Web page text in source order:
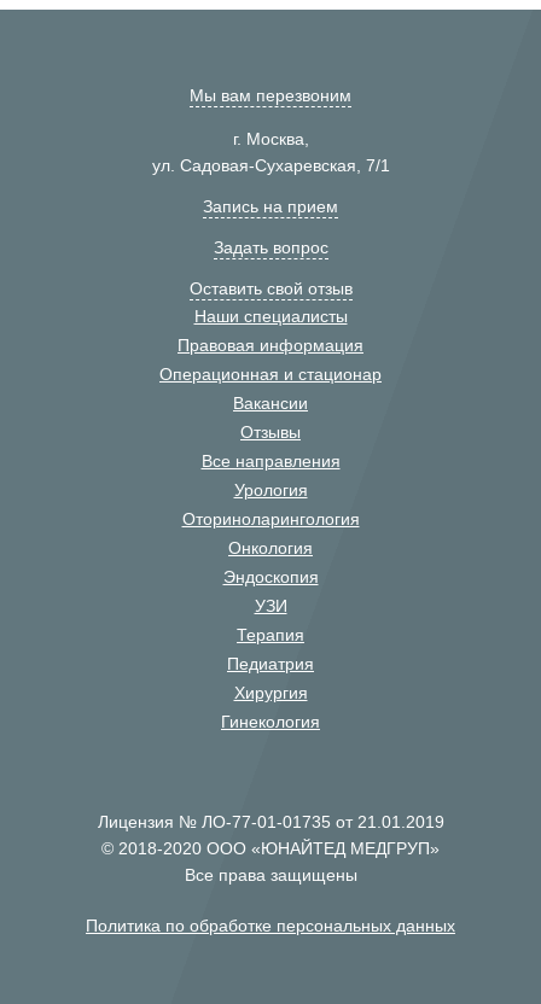
Мы вам перезвоним
г. Москва,
ул. Садовая-Сухаревская, 7/1
Запись на прием
Задать вопрос
Оставить свой отзыв
Наши специалисты
Правовая информация
Операционная и стационар
Вакансии
Отзывы
Все направления
Урология
Оториноларингология
Онкология
Эндоскопия
УЗИ
Терапия
Педиатрия
Хирургия
Гинекология
Лицензия № ЛО-77-01-01735 от 21.01.2019
© 2018-2020 ООО «ЮНАЙТЕД МЕДГРУП»
Все права защищены
Политика по обработке персональных данных